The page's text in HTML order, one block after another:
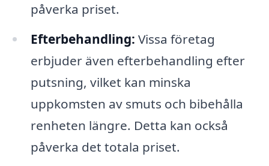
påverka priset.
Efterbehandling: Vissa företag
erbjuder även efterbehandling efter
putsning, vilket kan minska
uppkomsten av smuts och bibehålla
renheten längre. Detta kan också
påverka det totala priset.